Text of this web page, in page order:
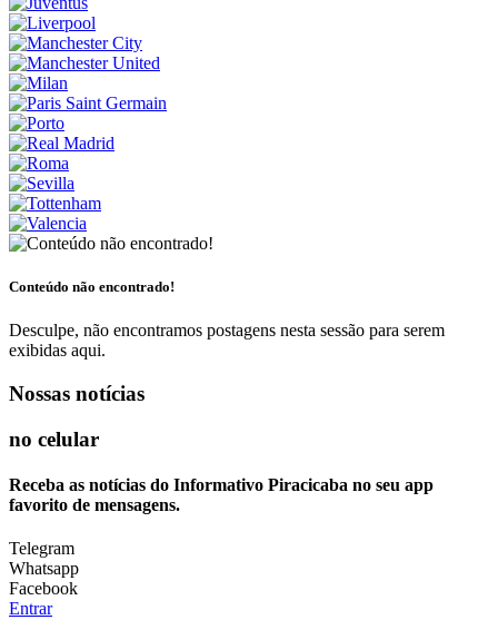
Conteúdo não encontrado!
Desculpe, não encontramos postagens nesta sessão para serem
exibidas aqui.
Nossas notícias
no celular
Receba as notícias do Informativo Piracicaba no seu app
favorito de mensagens.
Telegram
Whatsapp
Facebook
Entrar